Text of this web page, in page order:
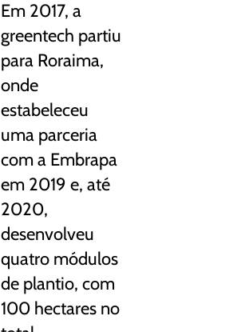
Em 2017, a
greentech partiu
para Roraima,
onde
estabeleceu
uma parceria
com a Embrapa
em 2019 e, até
2020,
desenvolveu
quatro módulos
de plantio, com
100 hectares no